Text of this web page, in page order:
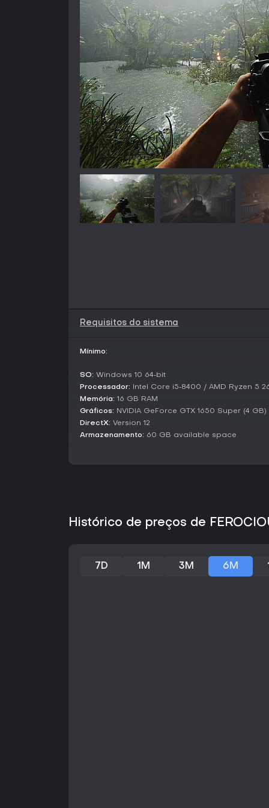
Requisitos do sistema
Mínimo:
SO: Windows 10 64‑bit
Processador: Intel Core i5‑8400 / AMD Ryzen 5
Memória: 16 GB RAM
Gráficos: NVIDIA GeForce GTX 1650 Super (4
DirectX: Version 12
Armazenamento: 60 GB available space
Histórico de preços de
7D 1M 3M 6M